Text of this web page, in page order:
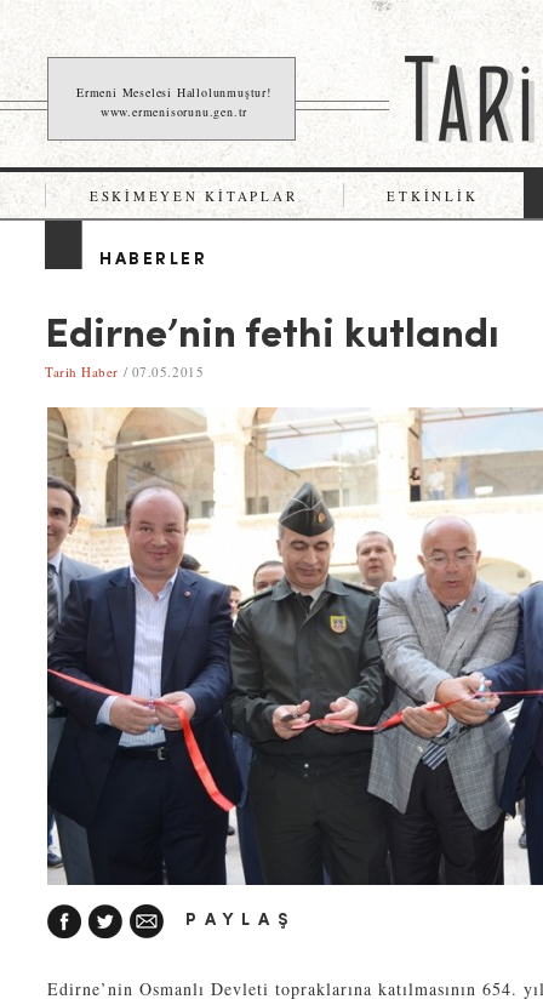
Ermeni Meselesi Hallolunmuştur!
www.ermenisorunu.gen.tr
ESKIMEYEN KITAPLAR ETKINLIK
HABERLER
Edirne’nin fethi kutlandı
Tarih Haber / 07.05.2015
PAYLAŞ
Edirne’nin Osmanlı Devleti topraklarına katılmasının 654.